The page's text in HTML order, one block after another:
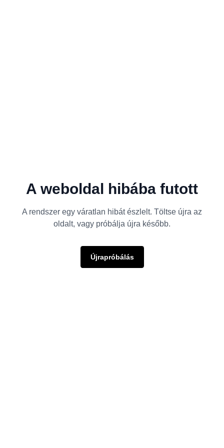
A weboldal hibába futott
A rendszer egy váratlan hibát észlelt. Töltse újra az
oldalt, vagy próbálja újra később.
Újrapróbálás